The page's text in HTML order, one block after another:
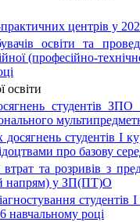
центрів у
освіти та
(професійно-
освіти
студентів ЗПО
студентів І
про базову
та розривів з
напрям) у ЗП(ПТ)О
студентів
навчальному році